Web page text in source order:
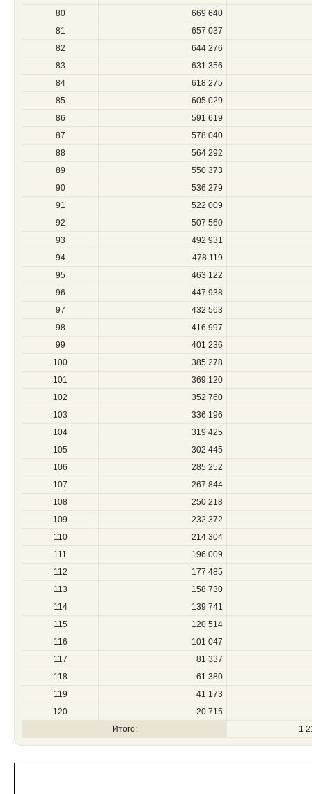
80
669 640
81
657 037
82
644 276
83
631 356
84
618 275
85
605 029
86
591 619
87
578 040
88
564 292
89
550 373
90
536 279
91
522 009
92
507 560
93
492 931
94
478 119
95
463 122
96
447 938
97
432 563
98
416 997
99
401 236
100
385 278
101
369 120
102
352 760
103
336 196
104
319 425
105
302 445
106
285 252
107
267 844
108
250 218
109
232 372
110
214 304
111
196 009
112
177 485
113
158 730
114
139 741
115
120 514
116
101 047
117
81 337
118
61 380
119
41 173
120
20 715
Итого:
1